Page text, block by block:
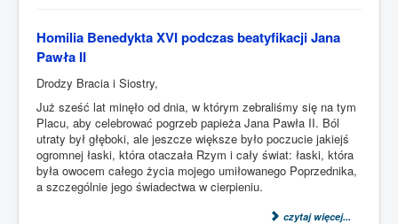
Homilia Benedykta XVI podczas beatyfikacji Jana
Pawła II
Drodzy Bracia i Siostry,
Już sześć lat minęło od dnia, w którym zebraliśmy się na tym
Placu, aby celebrować pogrzeb papieża Jana Pawła II. Ból
utraty był głęboki, ale jeszcze większe było poczucie jakiejś
ogromnej łaski, która otaczała Rzym i cały świat: łaski, która
była owocem całego życia mojego umiłowanego Poprzednika,
a szczególnie jego świadectwa w cierpieniu.
czytaj więcej...